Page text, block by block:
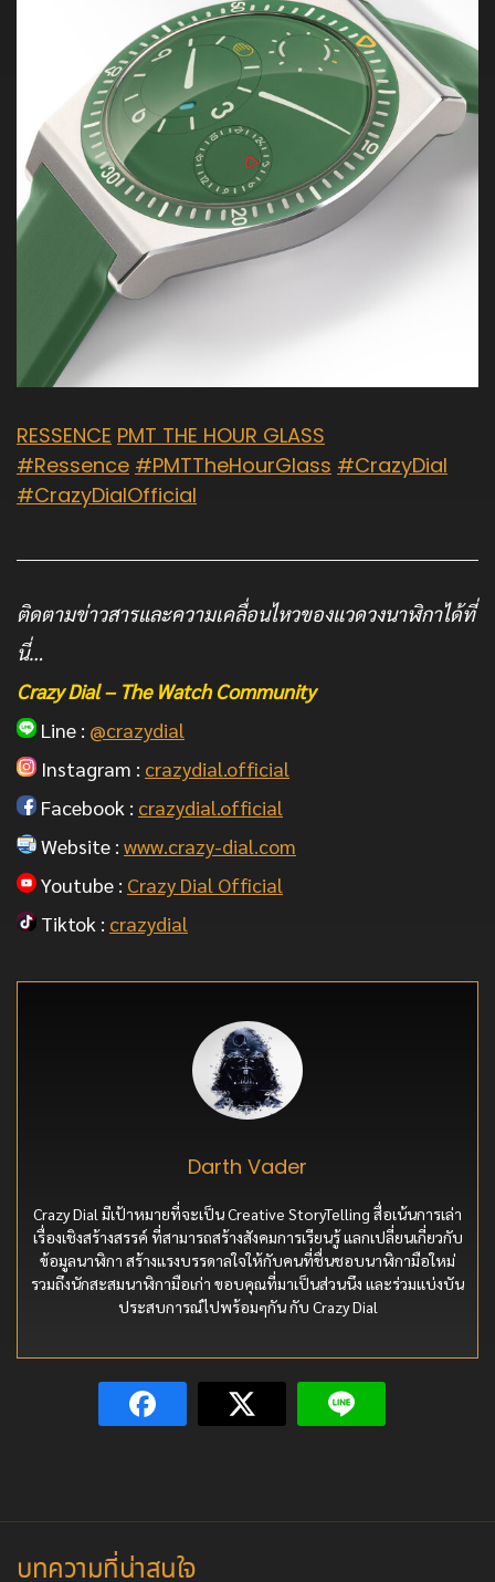
RESSENCE PMT THE HOUR GLASS
#Ressence #PMTTheHourGlass #CrazyDial
#CrazyDialOfficial
ติดตามข่าวสารและความเคลื่อนไหวของแวดวงนาฬิกาได้ที่
นี่…
Crazy Dial – The Watch Community
Line : @crazydial
Instagram : crazydial.official
Facebook : crazydial.official
Website : www.crazy-dial.com
Youtube : Crazy Dial Official
Tiktok : crazydial
Darth Vader
Crazy Dial มีเป้าหมายที่จะเป็น Creative StoryTelling สื่อเน้นการเล่า
เรื่องเชิงสร้างสรรค์ ที่สามารถสร้างสังคมการเรียนรู้ แลกเปลี่ยนเกี่ยวกับ
ข้อมูลนาฬิกา สร้างแรงบรรดาลใจให้กับคนที่ชื่นชอบนาฬิกามือใหม่
รวมถึงนักสะสมนาฬิกามือเก่า ขอบคุณที่มาเป็นส่วนนึง และร่วมแบ่งบัน
ประสบการณ์ไปพร้อมๆกัน กับ Crazy Dial
บทความที่น่าสนใจ